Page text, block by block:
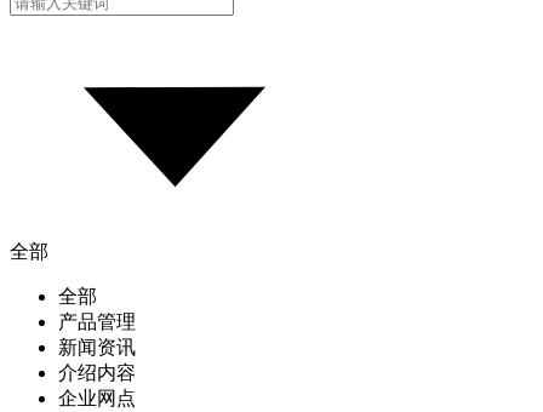
全部
全部
产品管理
新闻资讯
介绍内容
企业网点